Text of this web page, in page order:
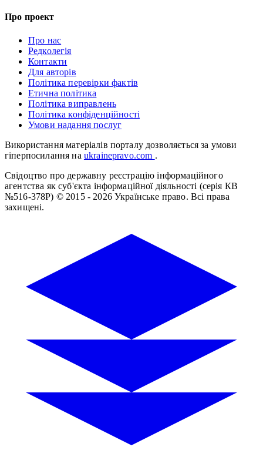
Про проект
Про нас
Редколегія
Контакти
Для авторів
Політика перевірки фактів
Етична політика
Політика виправлень
Політика конфіденційності
Умови надання послуг
Використання матеріалів порталу дозволяється за умови
гіперпосилання на ukrainepravo.com .
Свідоцтво про державну реєстрацію інформаційного
агентства як суб'єкта інформаційної діяльності (серія КВ
№516-378Р) © 2015 - 2026 Українське право. Всі права
захищені.